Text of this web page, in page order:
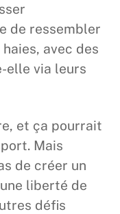
de ressembler
avec des
elle via leurs
et ça pourrait
Mais
de créer un
liberté de
défis